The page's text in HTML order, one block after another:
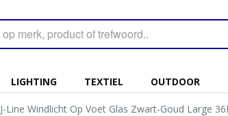
LIGHTING TEXTIEL OUTDOOR
J-Line Windlicht Op Voet Glas Zwart-Goud Large